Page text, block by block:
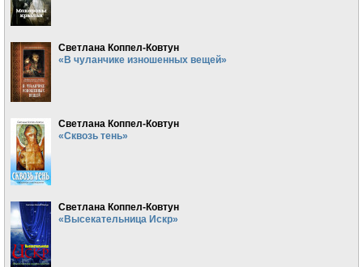
Светлана Коппел-Ковтун
«В чуланчике изношенных вещей»
Светлана Коппел-Ковтун
«Сквозь тень»
Светлана Коппел-Ковтун
«Высекательница Искр»